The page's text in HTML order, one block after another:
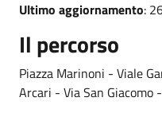
Ultimo aggiornamento:
Il percorso
Piazza Marinoni - Viale
Arcari - Via San Giacomo